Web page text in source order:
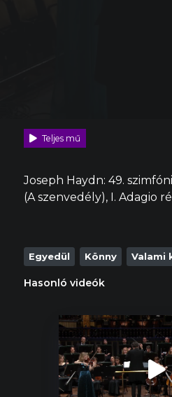
Teljes mű
Joseph Haydn: 49.
(A szenvedély), I. Adagio
Egyedül Könny Valami
Hasonló videók